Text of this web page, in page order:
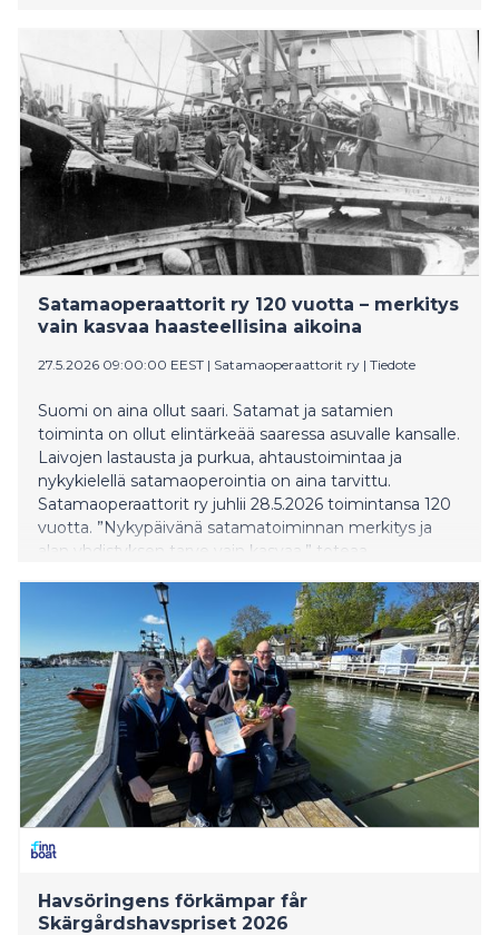
esitellään asukastilaisuudessa 2. kesäkuuta.
Satamaoperaattorit ry 120 vuotta – merkitys
vain kasvaa haasteellisina aikoina
27.5.2026 09:00:00 EEST | Satamaoperaattorit ry | Tiedote
Suomi on aina ollut saari. Satamat ja satamien
toiminta on ollut elintärkeää saaressa asuvalle kansalle.
Laivojen lastausta ja purkua, ahtaustoimintaa ja
nykykielellä satamaoperointia on aina tarvittu.
Satamaoperaattorit ry juhlii 28.5.2026 toimintansa 120
vuotta. ”Nykypäivänä satamatoiminnan merkitys ja
alan yhdistyksen tarve vain kasvaa,” toteaa
”Kokonaisturvallisuus ja huoltovarmuus ovat teemoja,
joiden ympärillä nyt teemme työtä.” Ensimmäiset alan
yritykset perustettiin 1800-luvun lopulla, ja toimialan
toimintaa puolustava yhdistys ”The Stevedores
Federation of Finland” perustettiin vuonna 1906
turkulaisen ahtausliikkeen omistaja A.E. Ericksonin
aloitteesta. Yhdistyksen alkuperäinen tarkoitus oli mm.
pitää ahtausalan hinnoittelu sopivalla tasolla, jopa koko
Itämeren alueella. Kova ja pysyvä
neuvottelukumppani oli 1905 perustettu
Kuljetustyöntekijäin liitto ry eli nykyisen AKT:n edeltäjä,
jonka kanssa työehdot nykyisinkin neuvotell
Havsöringens förkämpar får
Skärgårdshavspriset 2026